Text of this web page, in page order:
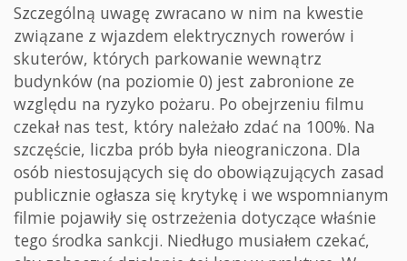
Szczególną uwagę zwracano w nim na kwestie
związane z wjazdem elektrycznych rowerów i
skuterów, których parkowanie wewnątrz
budynków (na poziomie 0) jest zabronione ze
względu na ryzyko pożaru. Po obejrzeniu filmu
czekał nas test, który należało zdać na 100%. Na
szczęście, liczba prób była nieograniczona. Dla
osób niestosujących się do obowiązujących zasad
publicznie ogłasza się krytykę i we wspomnianym
filmie pojawiły się ostrzeżenia dotyczące właśnie
tego środka sankcji. Niedługo musiałem czekać,